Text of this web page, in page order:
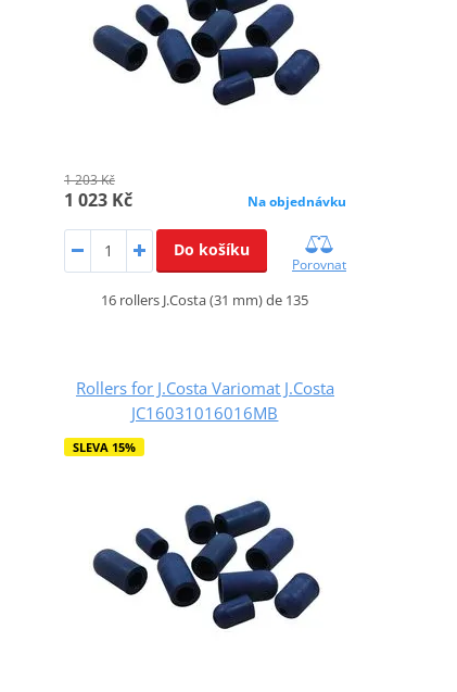
1 203 Kč
1 023 Kč Na objednávku
Do košíku
Porovnat
16 rollers J.Costa (31 mm) de 135
Rollers for J.Costa Variomat J.Costa
JC16031016016MB
SLEVA 15%